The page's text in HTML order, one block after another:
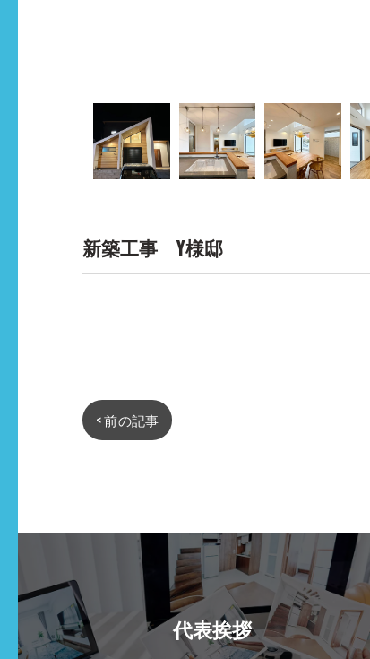
新築工事 Y様邸
< 前の記事
代表挨拶